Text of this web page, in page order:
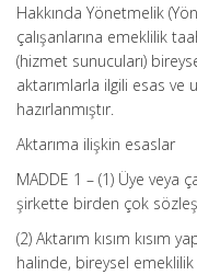
Hakkında Yönetmelik
çalışanlarına emeklilik
(hizmet sunucuları)
aktarımlarla ilgili esas ve
hazırlanmıştır.
Aktarıma ilişkin esaslar
MADDE 1 – (1) Üye veya
şirkette birden çok
(2) Aktarım kısım kısım
halinde, bireysel